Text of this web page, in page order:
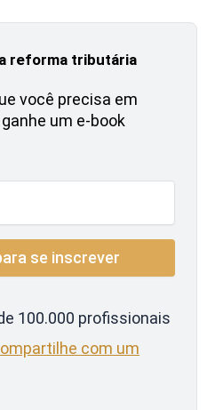
reforma tributária
você precisa em
um e-book
100.000 profissionais
com um